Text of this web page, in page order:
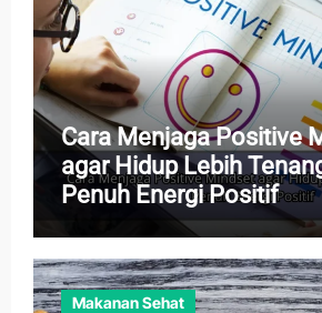
Cara Menjaga Positive
agar Hidup Lebih
Penuh Energi Positif
Makanan Sehat